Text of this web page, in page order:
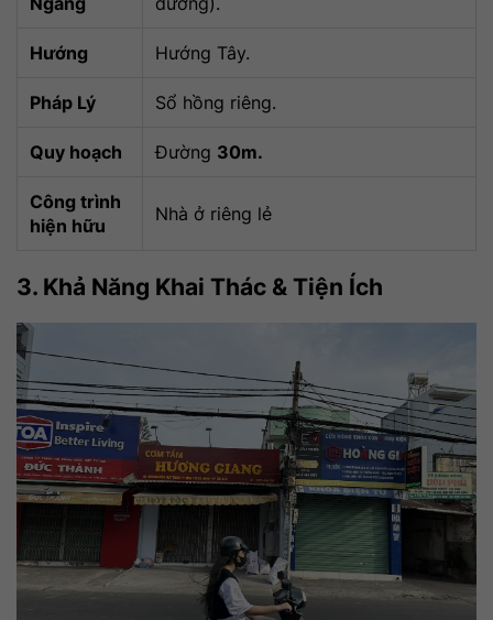
Hướng Hướng Tây.
Pháp Lý Sổ hồng riêng.
Quy hoạch Đường 30m.
Công trình
hiện hữu
Nhà ở riêng lẻ
3. Khả Năng Khai Thác & Tiện Ích